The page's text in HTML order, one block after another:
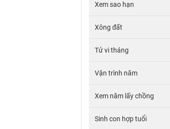
Xem sao hạn
Xông đất
Tử vi tháng
Vận trình năm
Xem năm lấy chồng
Sinh con hợp tuổi